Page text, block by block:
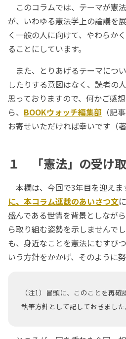
このコラムでは、テーマが憲
が、いわゆる憲法学上の論議を
く一般の人に向けて、やわらか
ることにしています。
また、とりあげるテーマにつ
したりする意図はなく、読者の
思っておりますので、何かご感
ら、 BOOKウォッチ編集部 （記
お寄せいただければ幸いです（著
１ 「憲法」の受け
本欄は、今回で3年目を迎えま
に、本コラム連載のあいさつ文
盛んである世情を背景としなが
ら取り組む姿勢を示しませんで
も、身近なことを憲法にむすび
いう方針をかかげ、そのように
（注1）冒頭に、このことを再確
執筆方針として記しておきました